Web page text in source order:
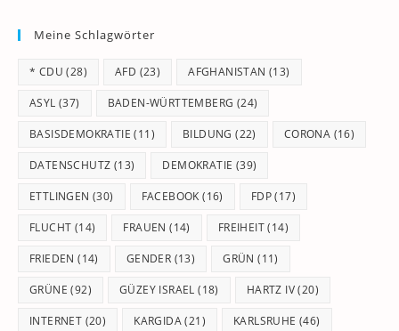
Meine Schlagwörter
* CDU (28) AFD (23) AFGHANISTAN (13)
ASYL (37) BADEN-WÜRTTEMBERG (24)
BASISDEMOKRATIE (11) BILDUNG (22) CORONA (16)
DATENSCHUTZ (13) DEMOKRATIE (39)
ETTLINGEN (30) FACEBOOK (16) FDP(17)
FLUCHT (14) FRAUEN (14) FREIHEIT(14)
FRIEDEN (14) GENDER (13) GRÜN (11)
GRÜNE (92) GÜZEY ISRAEL (18) HARTZ IV(20)
INTERNET (20) KARGIDA(21) KARLSRUHE (46)